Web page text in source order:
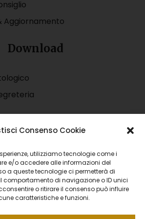
Consenso Cookie
utilizziamo tecnologie come i
e/o accedere alle informazioni del
a queste tecnologie ci permetterà di
comportamento di navigazione o ID unici
o ritirare il consenso può influire
caratteristiche e funzioni.
Aggiornamento
Download
Informatico Catastale DOCFA
Proprietà Immobiliare Urbana
Proprietà Immobiliare Urbana